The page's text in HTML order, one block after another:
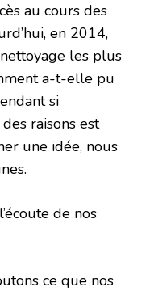
au cours des
en 2014,
les plus
a-t-elle pu
si
raisons est
une idée, nous
de nos
ce que nos